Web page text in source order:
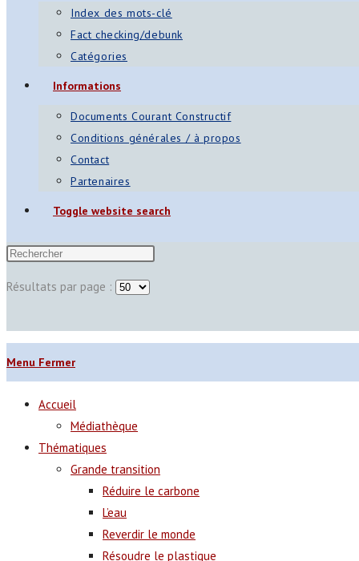
Index des mots-clé
Fact checking/debunk
Catégories
Informations
Documents Courant Constructif
Conditions générales / à propos
Contact
Partenaires
Toggle website search
Résultats par page :
Menu Fermer
Accueil
Médiathèque
Thématiques
Grande transition
Réduire le carbone
L’eau
Reverdir le monde
Résoudre le plastique